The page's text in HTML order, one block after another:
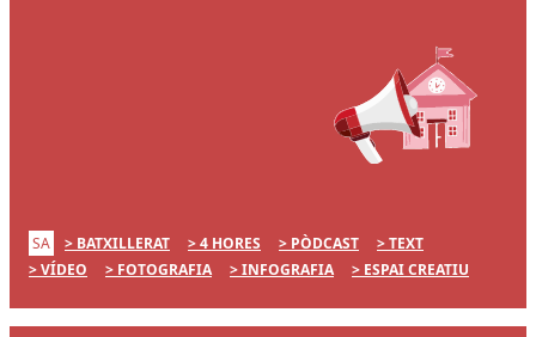
SA BATXILLERAT 4 HORES PÒDCAST
TEXT
VÍDEO
FOTOGRAFIA INFOGRAFIA ESPAI CREATIU